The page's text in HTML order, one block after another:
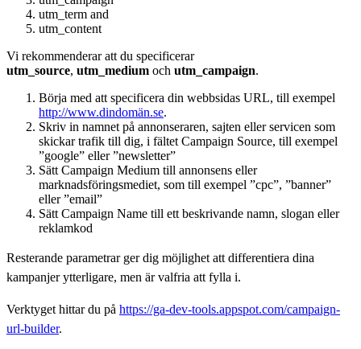
utm_term and
utm_content
Vi rekommenderar att du specificerar
utm_source, utm_medium och utm_campaign.
Börja med att specificera din webbsidas URL, till exempel
http://www.dindomän.se.
Skriv in namnet på annonseraren, sajten eller servicen som
skickar trafik till dig, i fältet Campaign Source, till exempel
”google” eller ”newsletter”
Sätt Campaign Medium till annonsens eller
marknadsföringsmediet, som till exempel ”cpc”, ”banner”
eller ”email”
Sätt Campaign Name till ett beskrivande namn, slogan eller
reklamkod
Resterande parametrar ger dig möjlighet att differentiera dina
kampanjer ytterligare, men är valfria att fylla i.
Verktyget hittar du på https://ga-dev-tools.appspot.com/campaign-
url-builder.